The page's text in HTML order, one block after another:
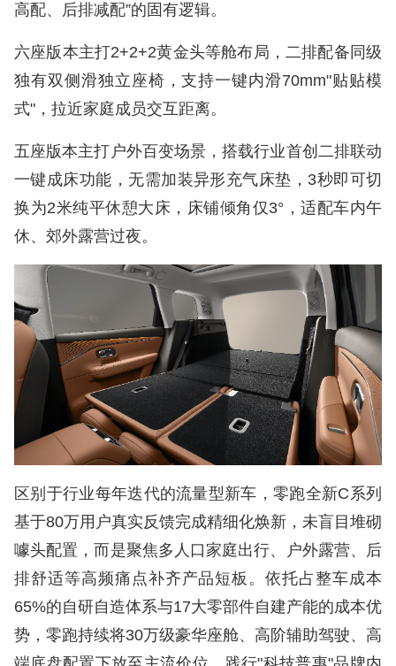
高配、后排减配”的固有逻辑。
六座版本主打2+2+2黄金头等舱布局，二排配备同级
独有双侧滑独立座椅，支持一键内滑70mm"贴贴模
式"，拉近家庭成员交互距离。
五座版本主打户外百变场景，搭载行业首创二排联动
一键成床功能，无需加装异形充气床垫，3秒即可切
换为2米纯平休憩大床，床铺倾角仅3°，适配车内午
休、郊外露营过夜。
区别于行业每年迭代的流量型新车，零跑全新C系列
基于80万用户真实反馈完成精细化焕新，未盲目堆砌
噱头配置，而是聚焦多人口家庭出行、户外露营、后
排舒适等高频痛点补齐产品短板。依托占整车成本
65%的自研自造体系与17大零部件自建产能的成本优
势，零跑持续将30万级豪华座舱、高阶辅助驾驶、高